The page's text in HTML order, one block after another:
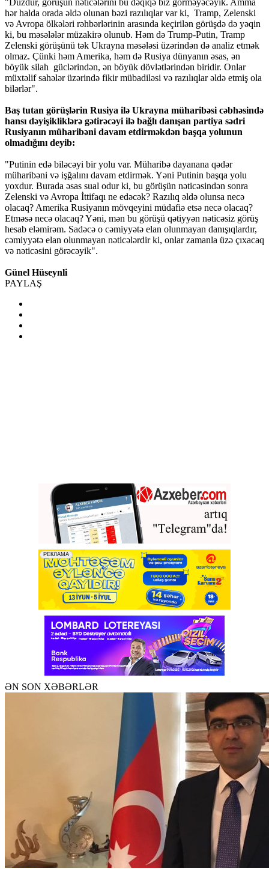
hər halda orada əldə olunan bəzi razılıqlar var ki, Tramp, Zelenski
və Avropa ölkələri rəhbərlərinin arasında keçirilən görüşdə də yəqin
ki, bu məsələlər müzakirə olunub. Həm də Trump-Putin, Tramp
Zelenski görüşünü tək Ukrayna məsələsi üzərindən də analiz etmək
olmaz. Çünki həm Amerika, həm də Rusiya dünyanın əsas, ən
böyük silah güclərindən, ən böyük dövlətlərindən biridir. Onlar
müxtəlif sahələr üzərində fikir mübadiləsi və razılıqlar əldə etmiş ola
bilərlər".
Baş tutan görüşlərin Rusiya ilə Ukrayna müharibəsi cəbhəsində
hansı dəyişikliklərə gətirəcəyi ilə bağlı danışan partiya sədri
Rusiyanın müharibəni davam etdirməkdən başqa yolunun
olmadığını deyib:
"Putinin edə biləcəyi bir yolu var. Müharibə dayanana qədər
müharibəni və işğalını davam etdirmək. Yəni Putinin başqa yolu
yoxdur. Burada əsas sual odur ki, bu görüşün nəticəsindən sonra
Zelenski və Avropa İttifaqı ne edəcək? Razılıq əldə olunsa necə
olacaq? Amerika Rusiyanın mövqeyini müdafiə etsə necə olacaq?
Etməsə necə olacaq? Yəni, mən bu görüşü qətiyyən nəticəsiz görüş
hesab eləmirəm. Sadəcə o cəmiyyətə elan olunmayan danışıqlardır,
cəmiyyətə elan olunmayan nəticələrdir ki, onlar zamanla üzə çıxacaq
və nəticəsini görəcəyik".
Günel Hüseynli
PAYLAŞ
ƏN SON XƏBƏRLƏR